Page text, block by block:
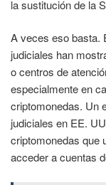
la sustitución de la
A veces eso basta.
judiciales han
o centros de
especialmente en
criptomonedas. Un
judiciales en EE.
criptomonedas que
acceder a cuentas